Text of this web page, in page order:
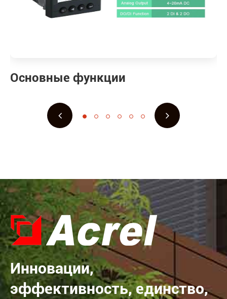
Основные функции
Инновации,
эффективность, единство,